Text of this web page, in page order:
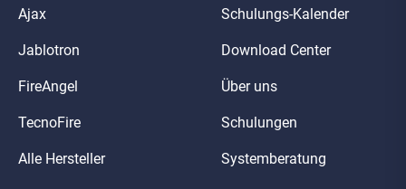
Ajax
Jablotron
FireAngel
TecnoFire
Alle Hersteller
Schulungs-Kalender
Download Center
Über uns
Schulungen
Systemberatung